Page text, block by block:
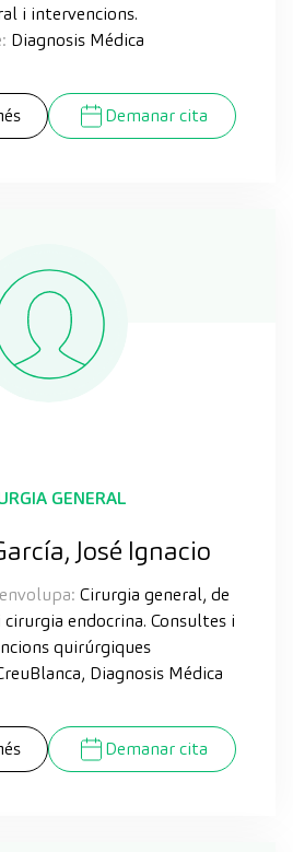
i intervencions.
Diagnosis Médica
Demanar cita
GENERAL
José Ignacio
Cirurgia general, de
endocrina. Consultes i
quirúrgiques
Diagnosis Médica
Demanar cita